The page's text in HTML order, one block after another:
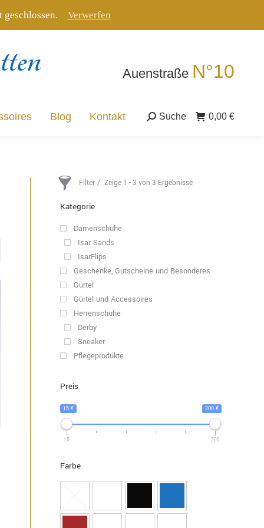
Verwerfen
Auenstraße N°10
Blog Kontakt Suche:
Suche 0,00 €
Filter Zeige 1 - 3 von 3 Ergebnisse
Kategorie
Damenschuhe
Isar Sands
IsarFlips
Geschenke, Gutscheine und Besonderes
Gürtel
Gürtel und Accessoires
Herrenschuhe
Derby
Sneaker
Pflegeprodukte
Preis
15 € 200 €
15 200
Farbe
Blog Kontakt